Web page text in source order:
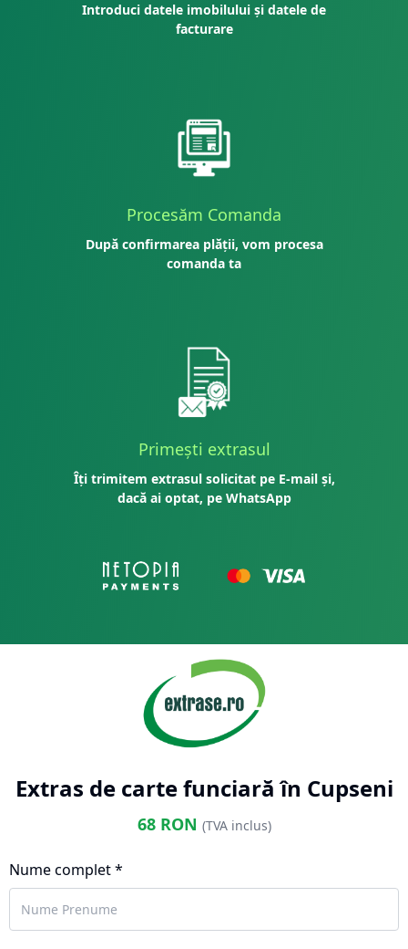
Introduci datele imobilului și datele de
facturare
Procesăm Comanda
După confirmarea plății, vom procesa
comanda ta
Primești extrasul
Îți trimitem extrasul solicitat pe E-mail și,
dacă ai optat, pe WhatsApp
Extras de carte funciară în Cupseni
68RON (TVA inclus)
Nume complet *